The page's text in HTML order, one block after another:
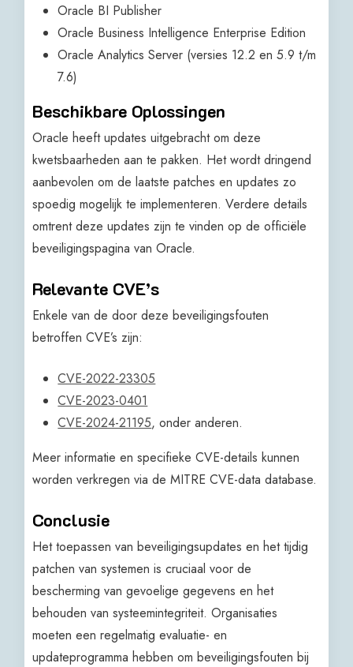
Oracle BI Publisher
Oracle Business Intelligence Enterprise Edition
Oracle Analytics Server (versies 12.2 en 5.9 t/m
7.6)
Beschikbare Oplossingen
Oracle heeft updates uitgebracht om deze
kwetsbaarheden aan te pakken. Het wordt dringend
aanbevolen om de laatste patches en updates zo
spoedig mogelijk te implementeren. Verdere details
omtrent deze updates zijn te vinden op de officiële
beveiligingspagina van Oracle.
Relevante CVE’s
Enkele van de door deze beveiligingsfouten
betroffen CVE’s zijn:
CVE-2022-23305
CVE-2023-0401
CVE-2024-21195, onder anderen.
Meer informatie en specifieke CVE-details kunnen
worden verkregen via de MITRE CVE-data database.
Conclusie
Het toepassen van beveiligingsupdates en het tijdig
patchen van systemen is cruciaal voor de
bescherming van gevoelige gegevens en het
behouden van systeemintegriteit. Organisaties
moeten een regelmatig evaluatie- en
updateprogramma hebben om beveiligingsfouten bij